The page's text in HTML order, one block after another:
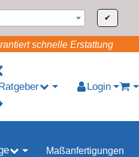
✔
schnelle Erstattung
Login
Maßanfertigungen